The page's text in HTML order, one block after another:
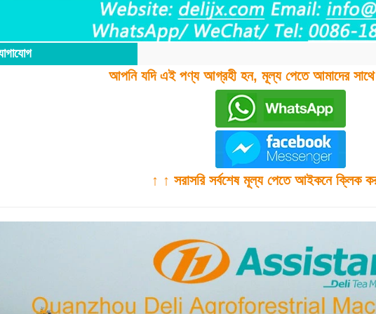
আপনি যদি এই পণ্য আগ্রহী হন, মূল্য পেতে আমাদের
↑ ↑ সরাসরি সর্বশেষ মূল্য পেতে আইকনে ক্লিক